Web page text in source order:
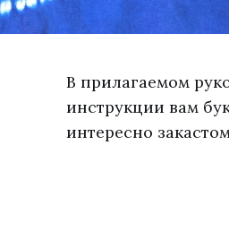
В прилагаемом
инструкции вам
интересно